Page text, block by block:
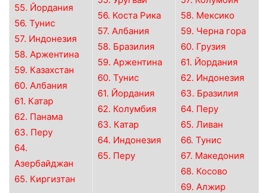
55. Йордания
56. Тунис
57. Индонезия
58. Аржентина
59. Казахстан
60. Албания
61. Катар
62. Панама
63. Перу
64.
Азербайджан
65. Киргизтан
56. Коста Рика
57. Албания
58. Бразилия
59. Аржентина
60. Тунис
61. Йордания
62. Колумбия
63. Катар
64. Индонезия
65. Перу
58. Мексико
59. Черна гора
60. Грузия
61. Йордания
62. Индонезия
63. Бразилия
64. Перу
65. Ливан
66. Тунис
67. Македония
68. Косово
69. Алжир